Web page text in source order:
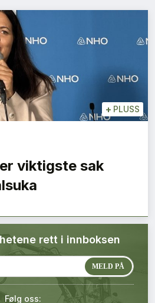
+ PLUSS
viktigste sak
rett i innboksen
Følg oss: